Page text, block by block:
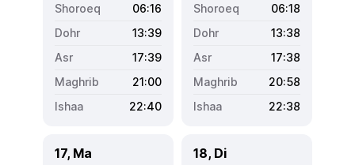
06:16
13:39
17:39
21:00
22:40
06:18
13:38
17:38
20:58
22:38
17, Ma 18, Di